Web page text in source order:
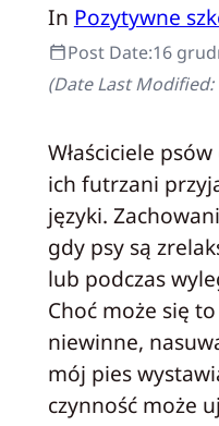
In Pozytywne
Post Date:16
(Date Last Modified:
Właściciele
ich futrzani
języki.
gdy psy są
lub podczas
Choć może się
niewinne,
mój pies
czynność może